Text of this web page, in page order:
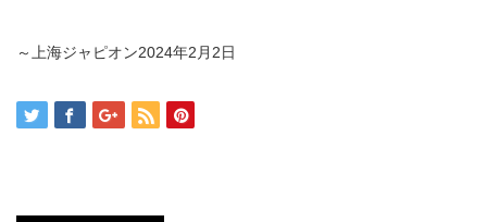
～上海ジャピオン2024年2月2日